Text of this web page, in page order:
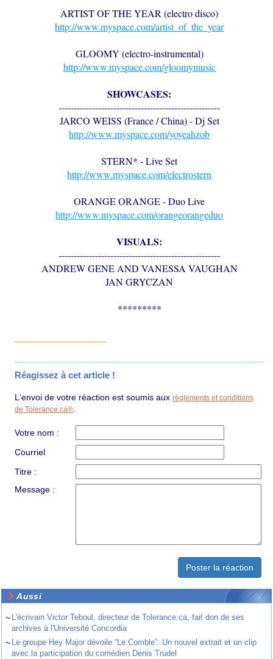
ARTIST OF THE YEAR (electro disco)
http://www.myspace.com/artist_of_the_year
GLOOMY (electro-instrumental)
http://www.myspace.com/gloomymusic
SHOWCASES:
-----------------------------------------------------
JARCO WEISS (France / China) - Dj Set
http://www.myspace.com/yoyeahzob
STERN* - Live Set
http://www.myspace.com/electrostern
ORANGE ORANGE - Duo Live
http://www.myspace.com/orangeorangeduo
VISUALS:
-----------------------------------------------------
ANDREW GENE AND VANESSA VAUGHAN
JAN GRYCZAN
*********
Réagissez à cet article !
L'envoi de votre réaction est soumis auxrèglements et conditions
de Tolerance.ca®
Votre nom :
Courriel
Titre :
Message :
Aussi
~ L'écrivain Victor Teboul, directeur de Tolerance.ca, fait don de ses
archives à l'Université Concordia
~ Le groupe Hey Major dévoile “Le Comble”. Un nouvel extrait et un clip
avec la participation du comédien Denis Trudel